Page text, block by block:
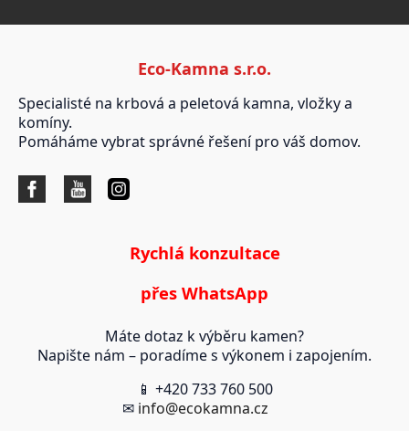
Eco-Kamna s.r.o.
Specialisté na krbová a peletová kamna, vložky a
komíny.
Pomáháme vybrat správné řešení pro váš domov.
Rychlá konzultace
přes WhatsApp
Máte dotaz k výběru kamen?
Napište nám – poradíme s výkonem i zapojením.
📱 +420 733 760 500
✉ info@ecokamna.cz